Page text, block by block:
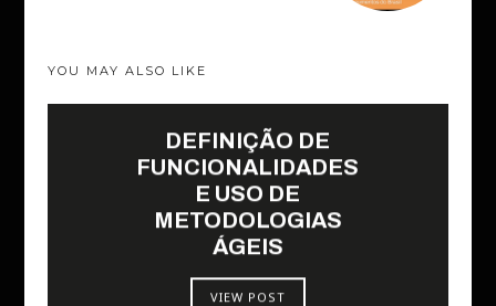
YOU MAY ALSO LIKE
DEFINIÇÃO DE
FUNCIONALIDADES
E USO DE
METODOLOGIAS
ÁGEIS
VIEW POST